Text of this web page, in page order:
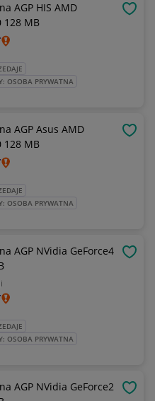
AGP HIS AMD
128 MB
OSOBA PRYWATNA
AGP Asus AMD
128 MB
OSOBA PRYWATNA
AGP NVidia GeForce4
OSOBA PRYWATNA
AGP NVidia GeForce2